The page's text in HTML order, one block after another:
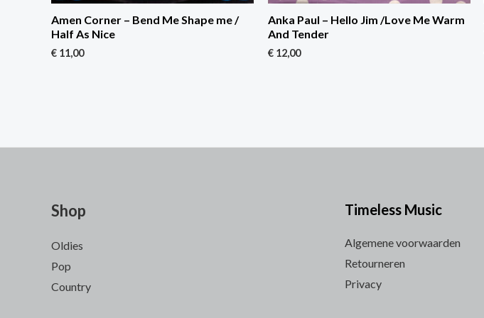
Amen Corner – Bend Me Shape me /
Half As Nice
€ 11,00
Anka Paul – Hello Jim /Love Me Warm
And Tender
€ 12,00
Shop
Oldies
Pop
Country
Timeless Music
Algemene voorwaarden
Retourneren
Privacy